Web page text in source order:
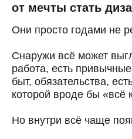
от мечты стать
Они просто годами не
Снаружи всё может
работа, есть
быт, обязательства,
которой вроде бы «всё
Но внутри всё чаще